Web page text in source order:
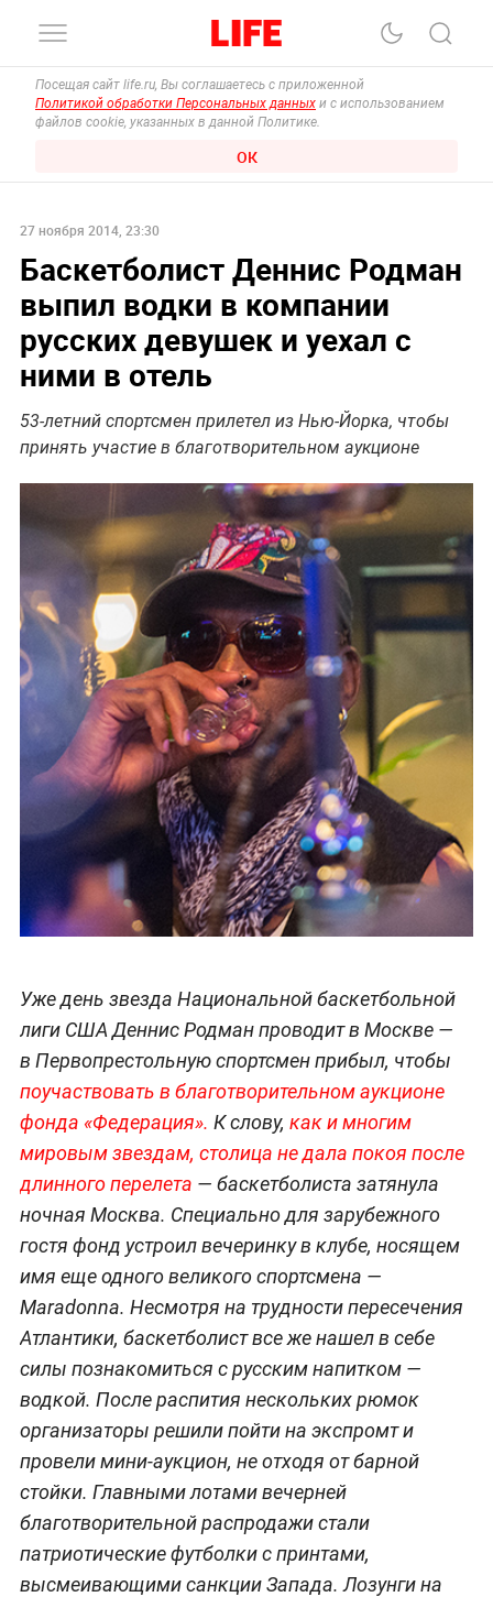
Посещая сайт life.ru, Вы соглашаетесь с приложенной
Политикой обработки Персональных данных и с использованием
файлов cookie, указанных в данной Политике.
ОК
27 ноября 2014, 23:30
Баскетболист Деннис Родман
выпил водки в компании
русских девушек и уехал с
ними в отель
53-летний спортсмен прилетел из Нью-Йорка, чтобы
принять участие в благотворительном аукционе
Уже день звезда Национальной баскетбольной
лиги США Деннис Родман проводит в Москве —
в Первопрестольную спортсмен прибыл, чтобы
поучаствовать в благотворительном аукционе
фонда «Федерация». К слову, как и многим
мировым звездам, столица не дала покоя после
длинного перелета — баскетболиста затянула
ночная Москва. Специально для зарубежного
гостя фонд устроил вечеринку в клубе, носящем
имя еще одного великого спортсмена —
Maradonna. Несмотря на трудности пересечения
Атлантики, баскетболист все же нашел в себе
силы познакомиться с русским напитком —
водкой. После распития нескольких рюмок
организаторы решили пойти на экспромт и
провели мини-аукцион, не отходя от барной
стойки. Главными лотами вечерней
благотворительной распродажи стали
патриотические футболки с принтами,
высмеивающими санкции Запада. Лозунги на